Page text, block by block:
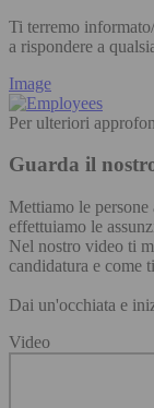
Ti terremo
a rispondere a
Image
Per ulteriori
Guarda il
Mettiamo le
effettuiamo le
Nel nostro video ti
candidatura e come
Dai un'occhiata e
Video